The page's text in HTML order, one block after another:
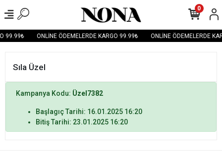
99.99₺ ONLİNE ÖDEMELERDE KARGO 99.99₺ ONLİNE ÖDEMELERDE
0
Sıla Üzel
Kampanya Kodu: Üzel7382
Başlagıç Tarihi: 16.01.2025 16:20
Bitiş Tarihi: 23.01.2025 16:20